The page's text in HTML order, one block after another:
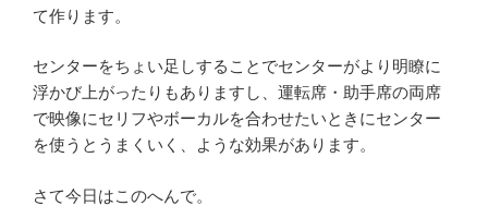
て作ります。
センターをちょい足しすることでセンターがより明瞭に
浮かび上がったりもありますし、運転席・助手席の両席
で映像にセリフやボーカルを合わせたいときにセンター
を使うとうまくいく、ような効果があります。
さて今日はこのへんで。